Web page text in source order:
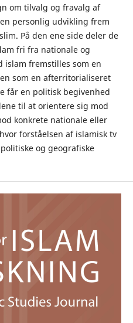
om tilvalg og fravalg af
personlig udvikling frem
På den ene side deler de
fri fra nationale og
islam fremstilles som en
som en afterritorialiseret
får en politisk begivenhed
til at orientere sig mod
konkrete nationale eller
forståelsen af islamisk tv
og geografiske